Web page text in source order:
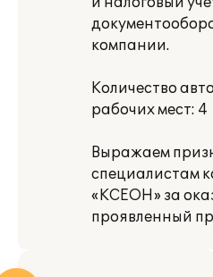
компании.
Количество
рабочих мест: 4
Выражаем
специалистам
«КСЕОН» за
проявленный